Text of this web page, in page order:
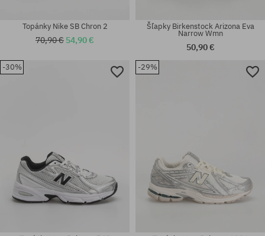
Dostupné veľkosti:
Dostupné veľkosti:
Topánky Nike SB Chron 2
70,90 € 54,90 €
Šľapky Birkenstock Arizona Eva
Narrow Wmn
50,90 €
-30% -29%